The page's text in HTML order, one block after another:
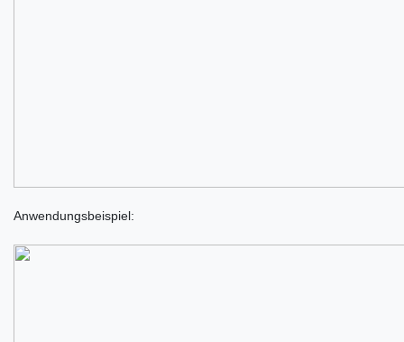
Anwendungsbeispiel: